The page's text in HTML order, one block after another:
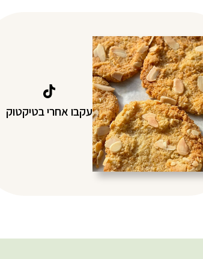
עקבו אחרי בטיקטוק